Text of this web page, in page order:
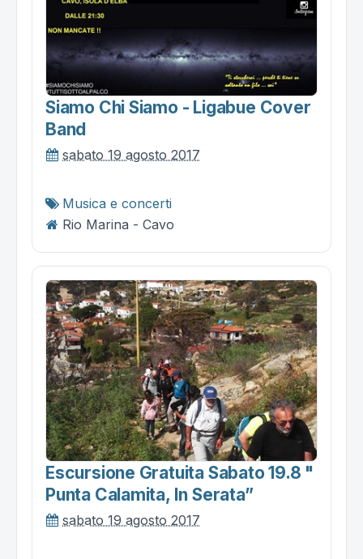
Siamo Chi Siamo - Ligabue Cover
Band
sabato 19 agosto 2017
Musica e concerti
Rio Marina - Cavo
Escursione Gratuita Sabato 19.8 "
Punta Calamita, In Serata”
sabato 19 agosto 2017